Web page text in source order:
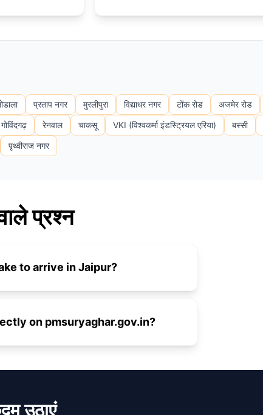
प्रताप नगर मुरलीपुरा विद्याधर नगर टोंक रोड अजमेर रोड
गोविंदगढ़ रेनवाल चाकसू VKI (विश्वकर्मा इंडस्ट्रियल एरिया) बस्सी
पृथ्वीराज नगर
प्रश्न
to arrive in Jaipur?
on pmsuryaghar.gov.in?
उठाएं